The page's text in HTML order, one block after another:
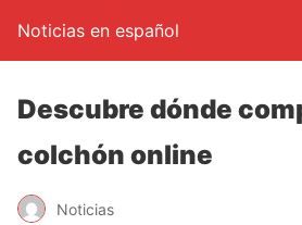
Noticias en español
Descubre dónde
colchón online
Noticias